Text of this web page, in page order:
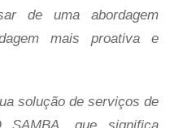
de uma abordagem
mais proativa e
solução de serviços de
SAMBA, que significa